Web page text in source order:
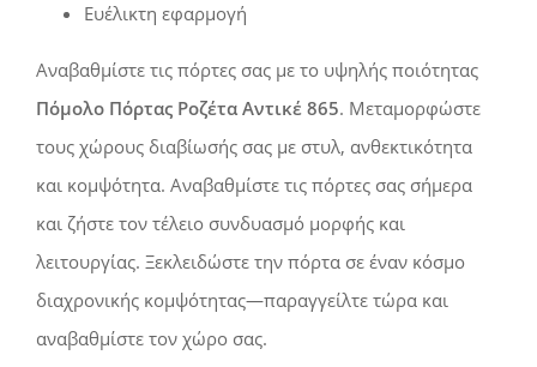
Ευέλικτη εφαρμογή
Αναβαθμίστε τις πόρτες σας με το υψηλής ποιότητας
Πόμολο Πόρτας Ροζέτα Αντικέ 865. Μεταμορφώστε
τους χώρους διαβίωσής σας με στυλ, ανθεκτικότητα
και κομψότητα. Αναβαθμίστε τις πόρτες σας σήμερα
και ζήστε τον τέλειο συνδυασμό μορφής και
λειτουργίας. Ξεκλειδώστε την πόρτα σε έναν κόσμο
διαχρονικής κομψότητας—παραγγείλτε τώρα και
αναβαθμίστε τον χώρο σας.